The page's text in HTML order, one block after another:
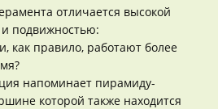
отличается высокой
подвижностью:
как правило, работают более
напоминает пирамиду-
которой также находится